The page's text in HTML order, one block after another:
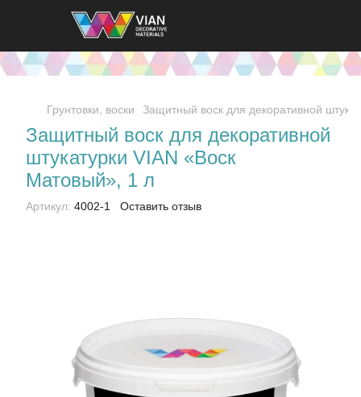
Грунтовки, воски Защитный воск для декоративной
Защитный воск для декоративной
штукатурки VIAN «Воск
Матовый», 1 л
Артикул: 4002-1 Оставить отзыв